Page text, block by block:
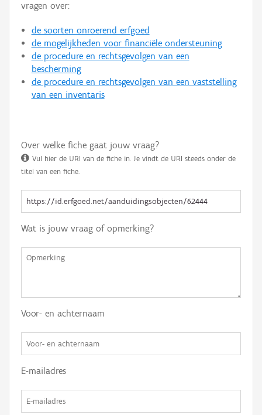
vragen over:
de soorten onroerend erfgoed
de mogelijkheden voor financiële ondersteuning
de procedure en rechtsgevolgen van een
bescherming
de procedure en rechtsgevolgen van een vaststelling
van een inventaris
Over welke fiche gaat jouw vraag?
Vul hier de URI van de fiche in. Je vindt de URI steeds onder de
titel van een fiche.
Wat is jouw vraag of opmerking?
Voor- en achternaam
E-mailadres